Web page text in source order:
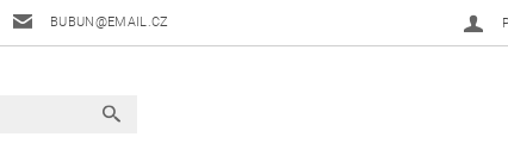
BUBUN@EMAIL.CZ